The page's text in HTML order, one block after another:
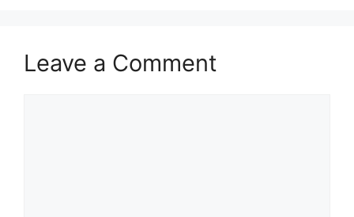
Leave a Comment